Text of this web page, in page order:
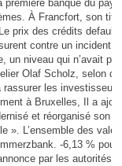
banque du pays
À Francfort, son
prix des crédits default
contre un incident
un niveau qui n’avait
Olaf Scholz, selon
rassurer les
à Bruxelles, Il a
et réorganisé son
». L’ensemble des
-6,13 % pour
par les autorités